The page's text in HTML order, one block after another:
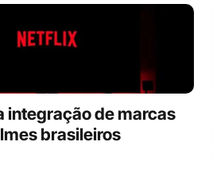
integração de marcas
brasileiros